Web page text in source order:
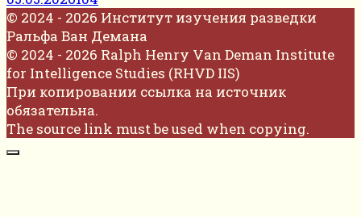
© 2024 - 2026 Институт изучения разведки
Ральфа Ван Демана
© 2024 - 2026 Ralph Henry Van Deman Institute
for Intelligence Studies (RHVD IIS)
При копировании ссылка на источник
обязательна.
The source link must be used when copying.